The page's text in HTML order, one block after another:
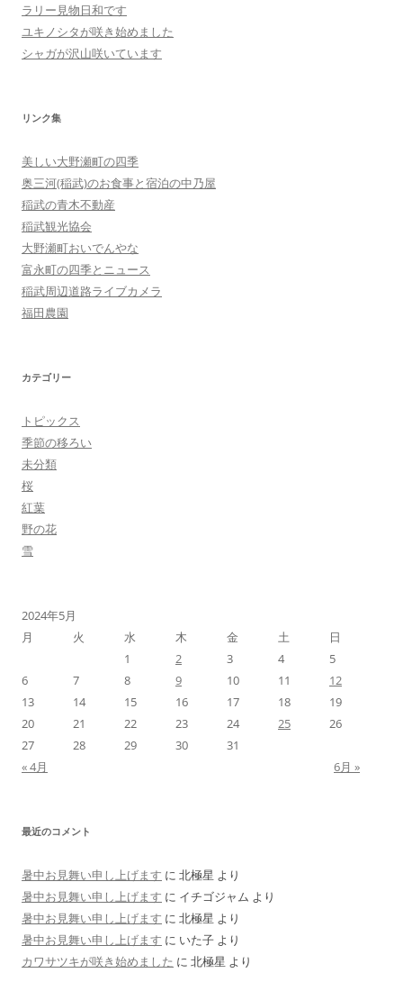
ラリー見物日和です
ユキノシタが咲き始めました
シャガが沢山咲いています
リンク集
美しい大野瀬町の四季
奥三河(稲武)のお食事と宿泊の中乃屋
稲武の青木不動産
稲武観光協会
大野瀬町おいでんやな
富永町の四季とニュース
稲武周辺道路ライブカメラ
福田農園
カテゴリー
トピックス
季節の移ろい
未分類
桜
紅葉
野の花
雪
2024年5月
月
火 水 木 金 土
日
1
2 3 4
5
6
7 8 9 10 11
12
13
14 15 16 17 18
19
20
21 22 23 24 25
26
27
28 29 30
31
« 4月
6月 »
最近のコメント
暑中お見舞い申し上げます に 北極星 より
暑中お見舞い申し上げます に イチゴジャム より
暑中お見舞い申し上げます に 北極星 より
暑中お見舞い申し上げます に いた子 より
カワサツキが咲き始めました に 北極星 より